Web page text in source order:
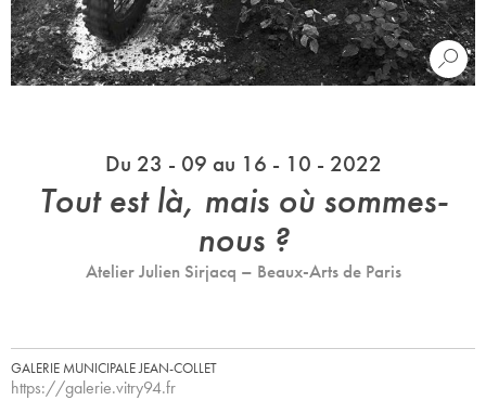
Du 23 - 09 au 16 - 10 - 2022
Tout est là, mais où sommes-
nous ?
Atelier Julien Sirjacq – Beaux-Arts de Paris
GALERIE MUNICIPALE JEAN-COLLET
https://galerie.vitry94.fr